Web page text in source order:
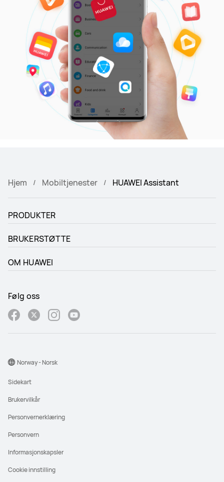
Hjem Mobiltjenester HUAWEI Assistant
PRODUKTER
BRUKERSTØTTE
OM HUAWEI
Følg oss
Sidekart
Brukervilkår
Personvernerklæring
Personvern
Informasjonskapsler
Cookie innstilling
Norway - Norsk